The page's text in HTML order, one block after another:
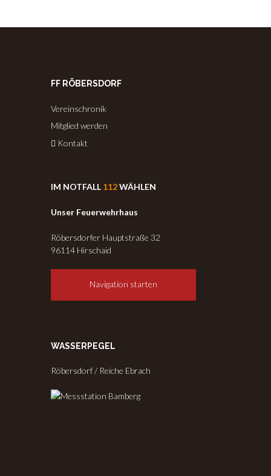
FF RÖBERSDORF
Vereinschronik
Mitglied werden
Kontakt
IM NOTFALL 112WÄHLEN
Unser Feuerwehrhaus
Röbersdorfer Hauptstraße 32
96114 Hirschaid
Navigation starten
WASSERPEGEL
Röbersdorf / Reiche Ebrach